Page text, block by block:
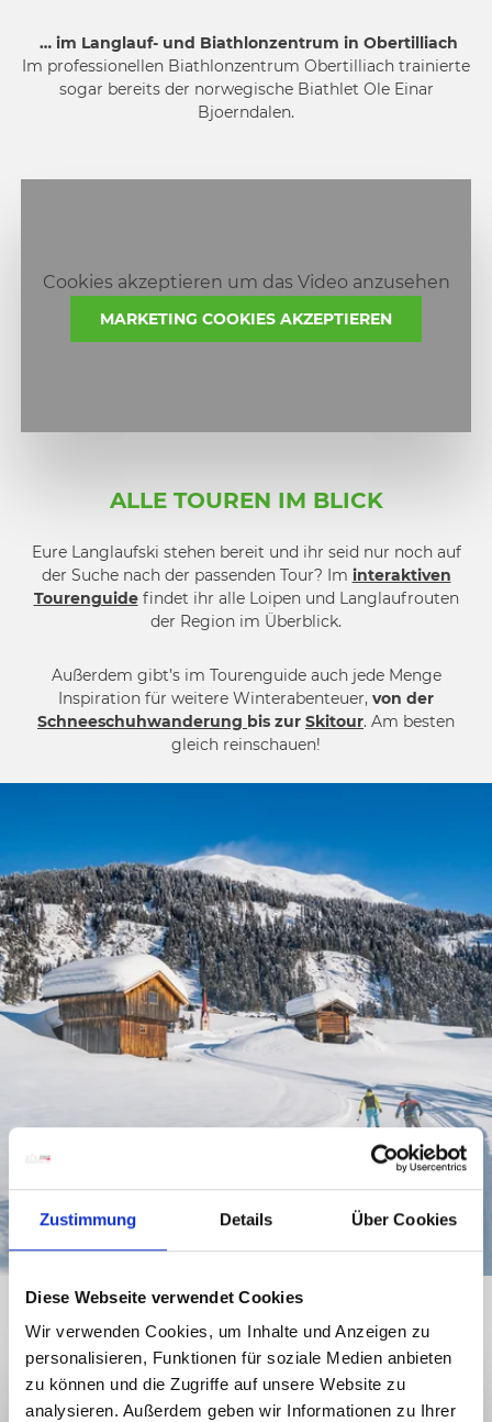
Zustimmung Details Über Cookies
Diese Webseite verwendet Cookies
Wir verwenden Cookies, um Inhalte und Anzeigen zu
personalisieren, Funktionen für soziale Medien anbieten
zu können und die Zugriffe auf unsere Website zu
analysieren. Außerdem geben wir Informationen zu Ihrer
… im Langlauf- und Biathlonzentrum in Obertilliach
Im professionellen Biathlonzentrum Obertilliach trainierte
sogar bereits der norwegische Biathlet Ole Einar
Bjoerndalen.
Cookies akzeptieren um das Video anzusehen
MARKETING COOKIES AKZEPTIEREN
ALLE TOUREN IM BLICK
Eure Langlaufski stehen bereit und ihr seid nur noch auf
der Suche nach der passenden Tour? Im interaktiven
Tourenguidefindet ihr alle Loipen und Langlaufrouten
der Region im Überblick.
Außerdem gibt’s im Tourenguide auch jede Menge
Inspiration für weitere Winterabenteuer, von der
Schneeschuhwanderung bis zur Skitour. Am besten
gleich reinschauen!
DIE SCHÖNSTEN STRECKEN